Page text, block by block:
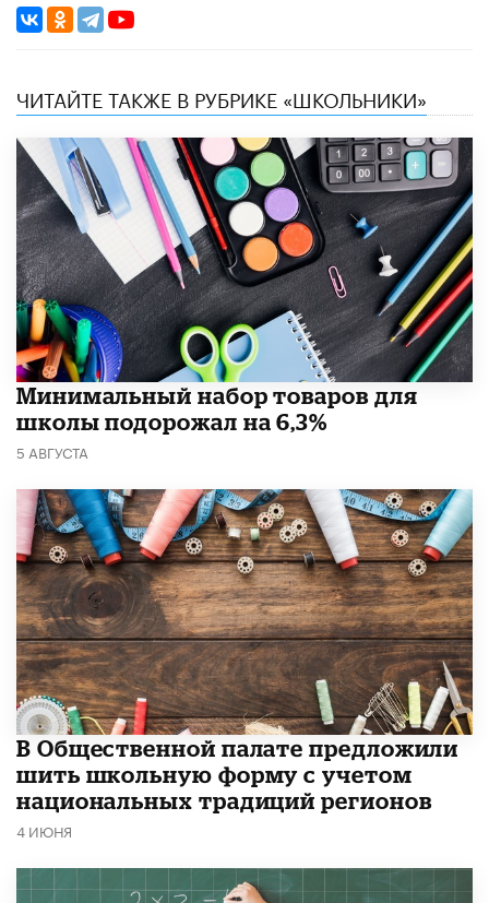
ЧИТАЙТЕ ТАКЖЕ В РУБРИКЕ «ШКОЛЬНИКИ»
Минимальный набор товаров для
школы подорожал на 6,3%
5 АВГУСТА
В Общественной палате предложили
шить школьную форму с учетом
национальных традиций регионов
4 ИЮНЯ